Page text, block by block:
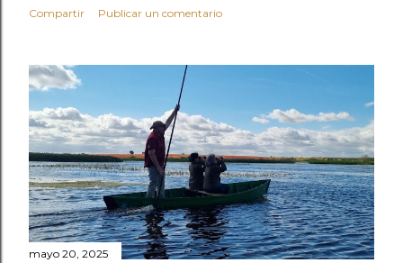
Compartir Publicar un comentario
mayo 20, 2025